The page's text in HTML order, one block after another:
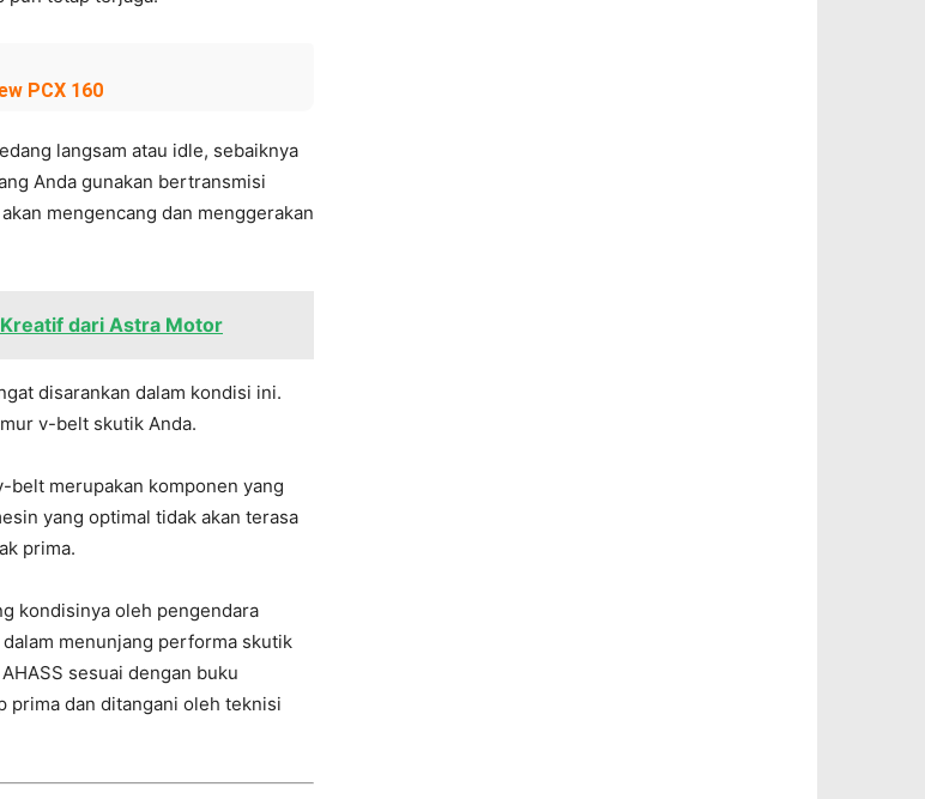
PCX 160
langsam atau idle, sebaiknya
Anda gunakan bertransmisi
mengencang dan menggerakan
dari Astra Motor
disarankan dalam kondisi ini.
v-belt skutik Anda.
belt merupakan komponen yang
yang optimal tidak akan terasa
prima.
kondisinya oleh pengendara
menunjang performa skutik
sesuai dengan buku
prima dan ditangani oleh teknisi